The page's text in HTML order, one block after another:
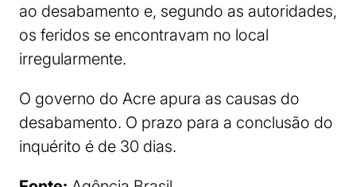
ao desabamento e, segundo as autoridades,
os feridos se encontravam no local
irregularmente.
O governo do Acre apura as causas do
desabamento. O prazo para a conclusão do
inquérito é de 30 dias.